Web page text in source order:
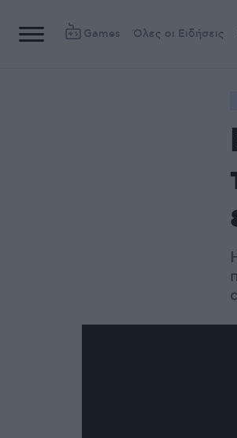
Games Όλες οι Ειδήσεις